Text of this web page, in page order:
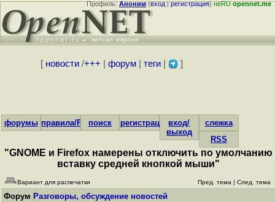
Профиль:Аноним(вход|регистрация)неRUopennet.me
[ новости/+++ форум| теги| ]
форумы правила/FAQпоиск регистрациявход/
выход
слежка
RSS
"GNOME и Firefox намерены отключить по умолчанию
вставку средней кнопкой мыши"
Вариант для распечатки Пред. тема | След. тема
Форум Разговоры, обсуждение новостей